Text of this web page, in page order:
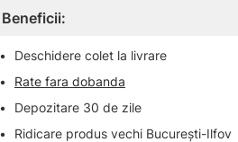
Beneficii:
•
Deschidere colet la livrare
•
Rate fara dobanda
•
Depozitare 30 de zile
•
Ridicare produs vechi București-Ilfov